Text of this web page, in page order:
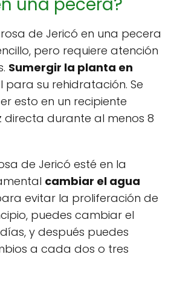
de Jericó en una pecera
pero requiere atención
Sumergir la planta en
para su rehidratación. Se
esto en un recipiente
directa durante al menos 8
de Jericó esté en la
cambiar el agua
evitar la proliferación de
puedes cambiar el
y después puedes
a cada dos o tres